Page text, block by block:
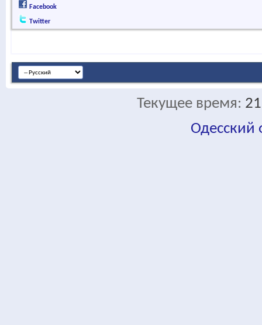
Facebook
Twitter
Текущее время:
Одесский